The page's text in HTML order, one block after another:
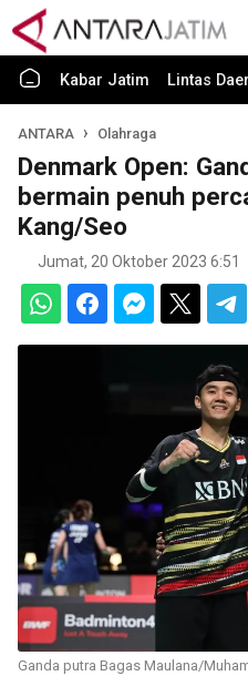
Kabar Jatim Lintas
ANTARA Olahraga
Denmark Open:
bermain penuh
Kang/Seo
Jumat, 20 Oktober 2023 6:51
Ganda putra Bagas Maulana/